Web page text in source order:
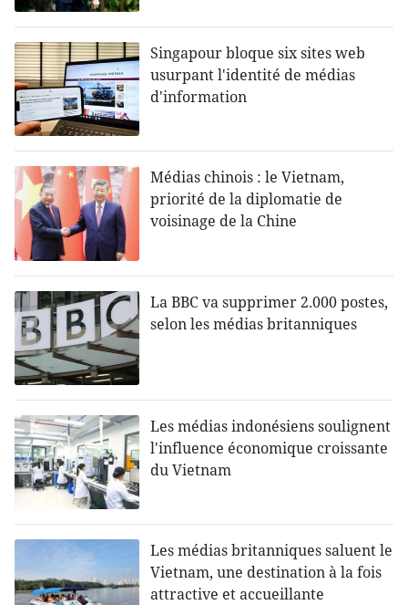
Singapour bloque six sites web
usurpant l'identité de médias
d'information
Médias chinois : le Vietnam,
priorité de la diplomatie de
voisinage de la Chine
La BBC va supprimer 2.000 postes,
selon les médias britanniques
Les médias indonésiens soulignent
l'influence économique croissante
du Vietnam
Les médias britanniques saluent le
Vietnam, une destination à la fois
attractive et accueillante